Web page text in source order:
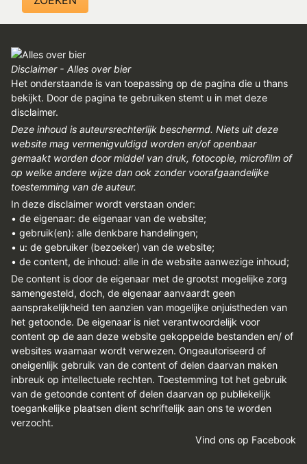
Disclaimer - Alles over bier
Het onderstaande is van toepassing op de pagina die u thans
bekijkt. Door de pagina te gebruiken stemt u in met deze
disclaimer.
Deze inhoud is auteursrechterlijk beschermd. Niets uit deze
website mag vermenigvuldigd worden en/of openbaar
gemaakt worden door middel van druk, fotocopie, microfilm of
op welke andere wijze dan ook zonder voorafgaandelijke
toestemming van de auteur.
In deze disclaimer wordt verstaan onder:
• de eigenaar: de eigenaar van de website;
• gebruik(en): alle denkbare handelingen;
• u: de gebruiker (bezoeker) van de website;
• de content, de inhoud: alle in de website aanwezige inhoud;
De content is door de eigenaar met de grootst mogelijke zorg
samengesteld, doch, de eigenaar aanvaardt geen
aansprakelijkheid ten aanzien van mogelijke onjuistheden van
het getoonde. De eigenaar is niet verantwoordelijk voor
content op de aan deze website gekoppelde bestanden en/ of
websites waarnaar wordt verwezen. Ongeautoriseerd of
oneigenlijk gebruik van de content of delen daarvan maken
inbreuk op intellectuele rechten. Toestemming tot het gebruik
van de getoonde content of delen daarvan op publiekelijk
toegankelijke plaatsen dient schriftelijk aan ons te worden
verzocht.
Vind ons op Facebook